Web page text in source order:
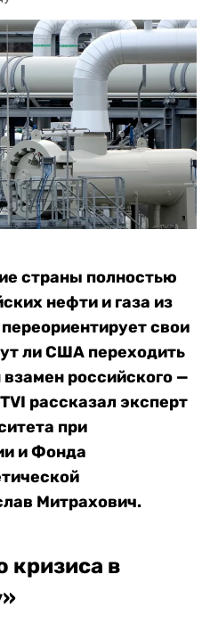
страны полностью
нефти и газа из
свои
ли США переходить
российского —
рассказал эксперт
при
и Фонда
Митрахович.
кризиса в